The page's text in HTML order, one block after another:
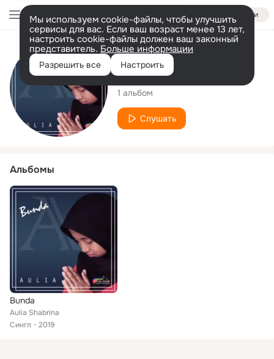
Войти
Мы используем cookie-файлы, чтобы улучшить
сервисы для вас. Если ваш возраст менее 13 лет,
настроить cookie-файлы должен ваш законный
представитель. Больше информации
Разрешить все Настроить
Исполнитель
Aulia Shabrina
1 альбом
Слушать
Альбомы
Bunda
Aulia Shabrina
Сингл
2019